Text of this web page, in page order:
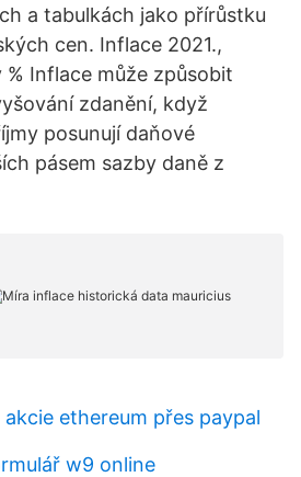
a tabulkách jako přírůstku
cen. Inflace 2021.,
Inflace může způsobit
zdanění, když
posunují daňové
pásem sazby daně z
ethereum přes paypal
w9 online